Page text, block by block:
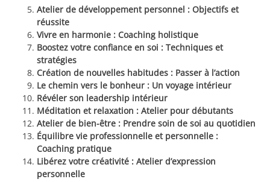
Atelier de développement personnel : Objectifs et
réussite
Vivre en harmonie : Coaching holistique
Boostez votre confiance en soi : Techniques et
stratégies
Création de nouvelles habitudes : Passer à l’action
Le chemin vers le bonheur : Un voyage intérieur
Révéler son leadership intérieur
Méditation et relaxation : Atelier pour débutants
Atelier de bien-être : Prendre soin de soi au quotidien
Équilibre vie professionnelle et personnelle :
Coaching pratique
Libérez votre créativité : Atelier d’expression
personnelle